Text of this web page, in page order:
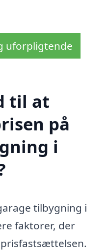
uforpligtende
til at
på
i
tilbygning i
faktorer, der